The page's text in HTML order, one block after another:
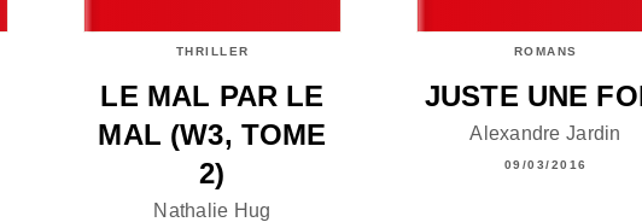
THRILLER
LE MAL PAR LE
MAL (W3, TOME
2)
Nathalie Hug
ROMANS
JUSTE UNE
Alexandre Jardin
09/03/2016